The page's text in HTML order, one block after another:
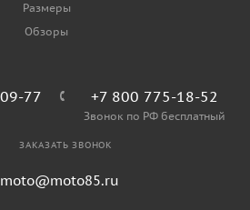
Размеры
Обзоры
77 +7 800 775-18-52
Звонок по РФ бесплатный
ЗАКАЗАТЬ ЗВОНОК
moto@moto85.ru